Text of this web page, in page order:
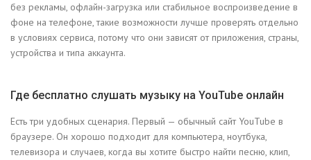
без рекламы, офлайн-загрузка или стабильное воспроизведение в
фоне на телефоне, такие возможности лучше проверять отдельно
в условиях сервиса, потому что они зависят от приложения, страны,
устройства и типа аккаунта.
Где бесплатно слушать музыку на YouTube онлайн
Есть три удобных сценария. Первый — обычный сайт YouTube в
браузере. Он хорошо подходит для компьютера, ноутбука,
телевизора и случаев, когда вы хотите быстро найти песню, клип,